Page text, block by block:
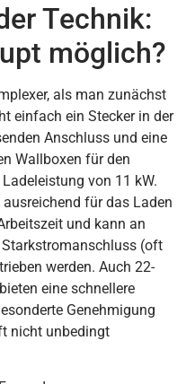
Technik:
möglich?
als man zunächst
einfach ein Stecker in der
Anschluss und eine
Wallboxen für den
von 11 kW.
für das Laden
und kann an
(oft
werden. Auch 22-
eine schnellere
Genehmigung
nicht unbedingt